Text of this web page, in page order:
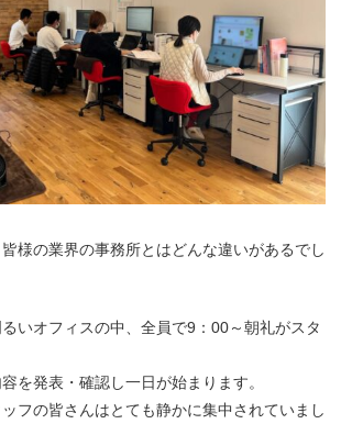
様の業界の事務所とはどんな違いがあるでし
いオフィスの中、全員で9：00～朝礼がスタ
を発表・確認し一日が始まります。
フの皆さんはとても静かに集中されていまし